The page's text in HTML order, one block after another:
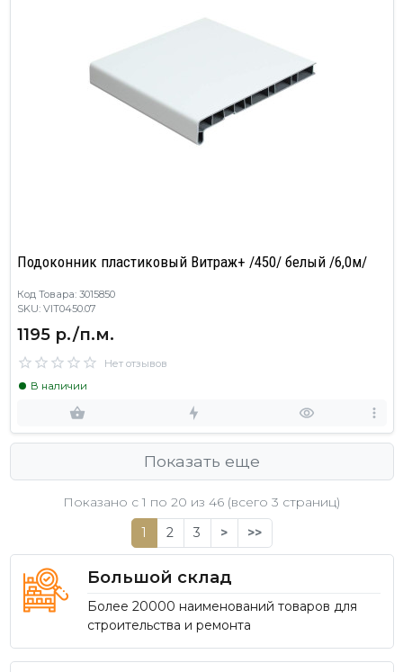
Подоконник пластиковый Витраж+ /450/ белый /6,0м/
Код Товара: 3015850
SKU: VIT0450.07
1195 р./п.м.
Нет отзывов
В наличии
Показать еще
Показано с 1 по 20 из 46 (всего 3 страниц)
1
2 3 > >>
Большой склад
Более 20000 наименований товаров для
строительства и ремонта